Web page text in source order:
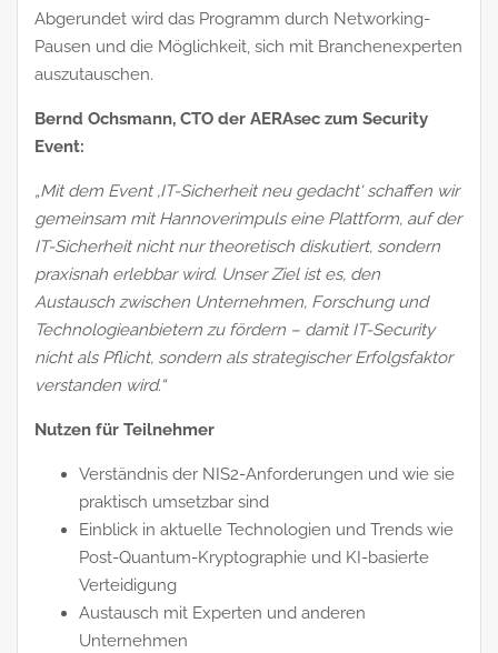
Abgerundet wird das Programm durch Networking-
Pausen und die Möglichkeit, sich mit Branchenexperten
auszutauschen.
Bernd Ochsmann, CTO der AERAsec zum Security
Event:
„Mit dem Event ‚IT-Sicherheit neu gedacht‘ schaffen wir
gemeinsam mit Hannoverimpuls eine Plattform, auf der
IT-Sicherheit nicht nur theoretisch diskutiert, sondern
praxisnah erlebbar wird. Unser Ziel ist es, den
Austausch zwischen Unternehmen, Forschung und
Technologieanbietern zu fördern – damit IT-Security
nicht als Pflicht, sondern als strategischer Erfolgsfaktor
verstanden wird.“
Nutzen für Teilnehmer
Verständnis der NIS2-Anforderungen und wie sie
praktisch umsetzbar sind
Einblick in aktuelle Technologien und Trends wie
Post-Quantum-Kryptographie und KI-basierte
Verteidigung
Austausch mit Experten und anderen
Unternehmen